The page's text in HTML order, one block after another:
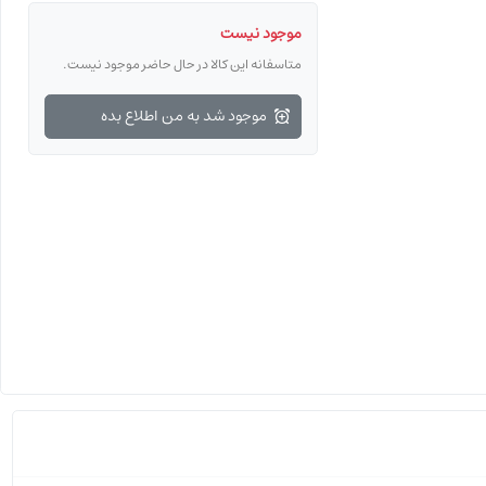
موجود نیست
متاسفانه این کالا در حال حاضر موجود نیست.
موجود شد به من اطلاع بده